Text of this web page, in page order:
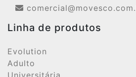
Linha de produtos
Evolution
Adulto
Universitária